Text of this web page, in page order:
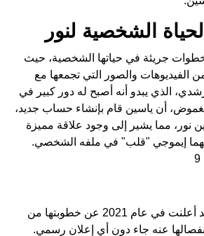
الشخصية لنور
جريئة في حياتها الشخصية، حيث
الفيديوهات والصور التي تجمعها مع
الذي يبدو أنه أصبح له دور كبير في
أن ياسين قام بإنشاء حساب جديد،
نور، مما يشير إلى وجود علاقة مميزة
إيموجي "قلب" في ملفه الشخصي.
من المعروف أن نور قد أعلنت في عام 2021 عن خطوبتها من
عنه جاء دون أي إعلان رسمي.